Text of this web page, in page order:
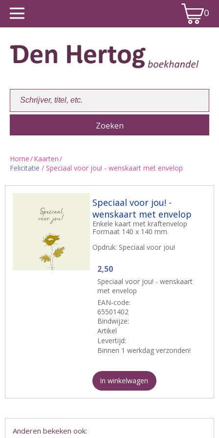
0
Winkelwagen:
Home/Kaarten/
Felicitatie / Speciaal voor jou! - wenskaart met envelop
Speciaal voor jou! -
wenskaart met envelop
Enkele kaart met kraftenvelop
Formaat 140 x 140 mm.
Opdruk: Speciaal voor jou!
2,50
Speciaal voor jou! - wenskaart
met envelop
EAN-code:
65501402
Bindwijze:
Artikel
Levertijd:
Binnen 1 werkdag verzonden!
In winkelwagen
Anderen bekeken ook: